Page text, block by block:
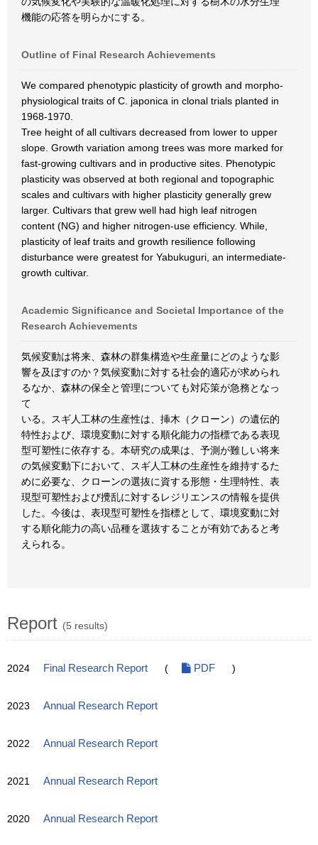
機能の応答を明らかにする。
Outline of Final Research Achievements
We compared phenotypic plasticity of growth and morpho-
physiological traits of C. japonica in clonal trials planted in
1968-1970.
Tree height of all cultivars decreased from lower to upper
slope. Growth variation among trees was more marked for
fast-growing cultivars and in productive sites. Phenotypic
plasticity was observed at both regional and topographic
scales and cultivars with higher plasticity generally grew
larger. Cultivars that grew well had high leaf nitrogen
content (NG) and higher nitrogen-use efficiency. While,
plasticity of leaf traits and growth resilience following
disturbance were greatest for Yabukuguri, an intermediate-
growth cultivar.
Academic Significance and Societal Importance of the
Research Achievements
気候変動は将来、森林の群集構造や生産量にどのような影
響を及ぼすのか？気候変動に対する社会的適応が求められ
るなか、森林の保全と管理についても対応策が急務となっ
て
いる。スギ人工林の生産性は、挿木（クローン）の遺伝的
特性および、環境変動に対する順化能力の指標である表現
型可塑性に依存する。本研究の成果は、予測が難しい将来
の気候変動下において、スギ人工林の生産性を維持するた
めに必要な、クローンの選抜に資する形態・生理特性、表
現型可塑性および攪乱に対するレジリエンスの情報を提供
した。今後は、表現型可塑性を指標として、環境変動に対
する順化能力の高い品種を選抜することが有効であると考
えられる。
Report (5 results)
2024 Final Research Report ( PDF )
2023 Annual Research Report
2022 Annual Research Report
2021 Annual Research Report
2020 Annual Research Report